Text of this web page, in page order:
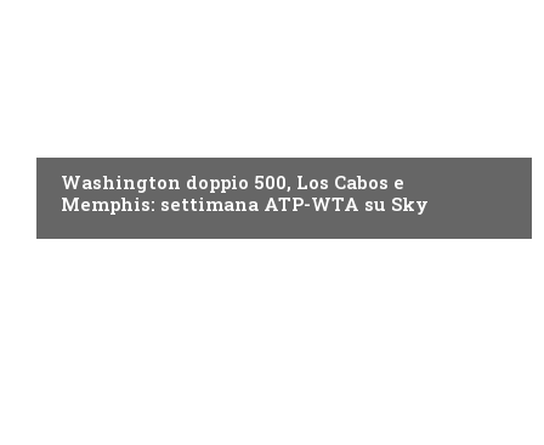
Washington doppio 500, Los Cabos e
Memphis: settimana ATP-WTA su Sky